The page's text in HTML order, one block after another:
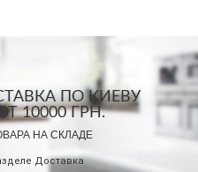
ПО КИЕВУ
10000 ГРН.
НА СКЛАДЕ
Доставка